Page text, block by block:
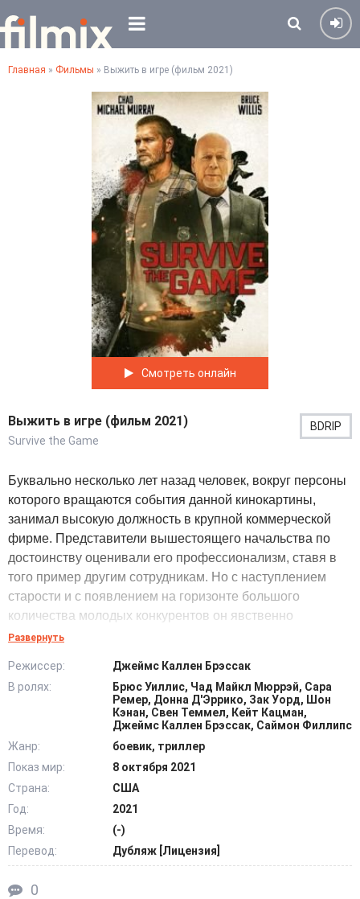
Главная » Фильмы » Выжить в игре (фильм 2021)
Смотреть онлайн
Выжить в игре (фильм 2021)
Survive the Game
BDRIP
Буквально несколько лет назад человек, вокруг персоны
которого вращаются события данной кинокартины,
занимал высокую должность в крупной коммерческой
фирме. Представители вышестоящего начальства по
достоинству оценивали его профессионализм, ставя в
того пример другим сотрудникам. Но с наступлением
старости и с появлением на горизонте большого
количества молодых конкурентов он явственно
почувствовал, что уже не в состоянии полноценно
принял решение уйти на заслуженный отдых.
Стремясь спрятаться от посторонних глаз, основной
действующий персонаж этого художественного фильма
купил маленькую ферму с уютным домиком, который
располагался в крошечной деревеньке. Но насладиться
спокойным бытом среднестатистического сельского
жителя ему было, к сожалению, не суждено. @Filmix.fan
Развернуть
Режиссер:
Джеймс Каллен Брэссак
В ролях:
Брюс Уиллис, Чад Майкл Мюррэй, Сара
Ремер, Донна Д'Эррико, Зак Уорд, Шон
Кэнан, Свен Теммел, Кейт Кацман,
Джеймс Каллен Брэссак, Саймон Филлипс
Жанр:
боевик, триллер
Показ мир:
8 октября 2021
Страна:
США
Год:
2021
Время:
(-)
Перевод:
Дубляж [Лицензия]
0